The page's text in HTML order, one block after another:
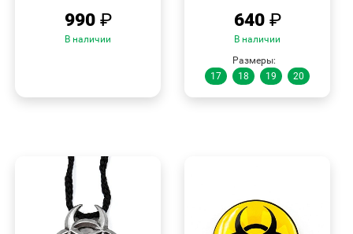
990 ₽
В наличии
640 ₽
В наличии
Размеры:
17
18 19 20